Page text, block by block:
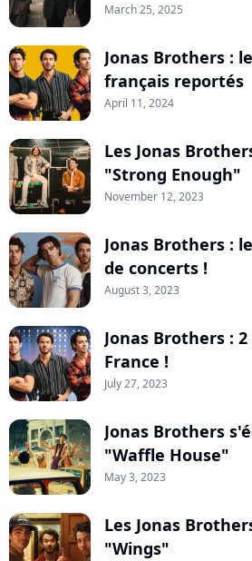
March 25, 2025
Jonas Brothers :
français reportés
April 11, 2024
Les Jonas
"Strong Enough"
November 12, 2023
Jonas Brothers :
de concerts !
August 3, 2023
Jonas Brothers :
France !
July 27, 2023
Jonas Brothers
"Waffle House"
May 3, 2023
Les Jonas
"Wings"